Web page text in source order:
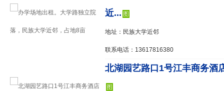
近... 图
地址：民族大学近邻
联系电话：13617816380
北湖园艺路口1号江丰商务酒
图